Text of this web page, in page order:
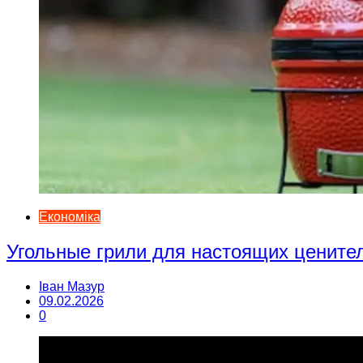
Економіка
Угольные грили для настоящих
Іван Мазур
09.02.2026
0